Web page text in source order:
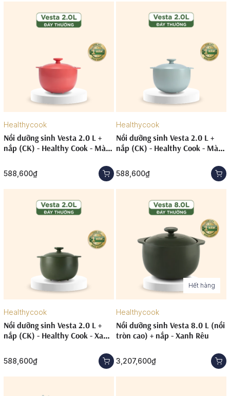
Healthycook
Nồi dưỡng sinh Vesta 2.0 L +
nắp (CK) - Healthy Cook - Màu
588,600₫
Healthycook
Nồi dưỡng sinh Vesta 2.0 L +
nắp (CK) - Healthy Cook - Màu
588,600₫
Healthycook
Nồi dưỡng sinh Vesta 2.0 L +
nắp (CK) - Healthy Cook - Xanh
588,600₫
Hết hàng
Healthycook
Nồi dưỡng sinh Vesta 8.0 L (nồi
tròn cao) + nắp - Xanh Rêu
3,207,600₫